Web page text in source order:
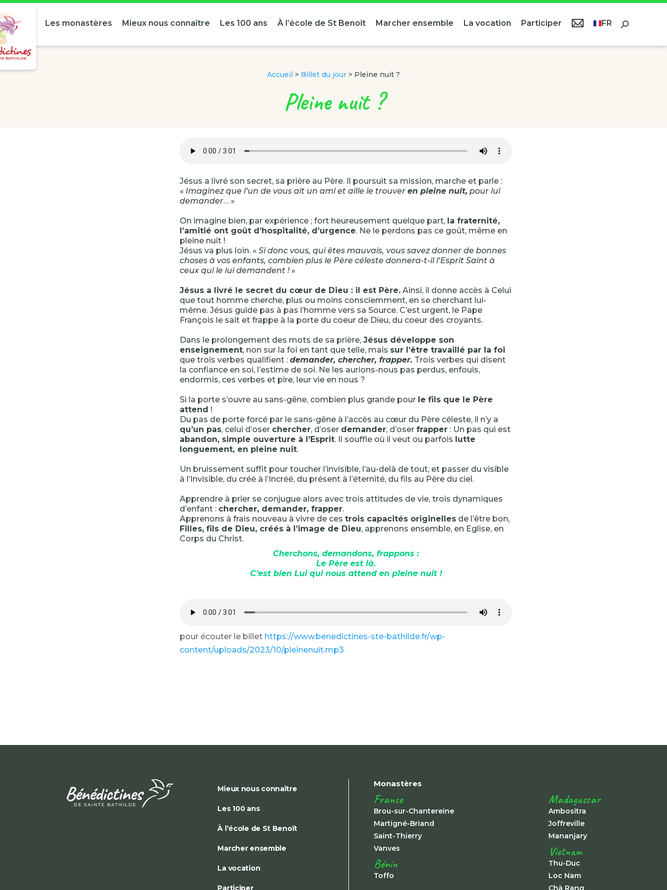
Les monastères Mieux nous connaître Les 100 ans À l’école de St Benoît Marcher ensemble La vocation Participer FR
Accueil > Billet du jour > Pleine nuit ?
Pleine nuit ?
Jésus a livré son secret, sa prière au Père. Il poursuit sa mission, marche et parle :
« Imaginez que l’un de vous ait un ami et aille le trouver en pleine nuit, pour lui
demander… »
On imagine bien, par expérience ; fort heureusement quelque part, la fraternité,
l’amitié ont goût d’hospitalité, d’urgence. Ne le perdons pas ce goût, même en
pleine nuit !
Jésus va plus loin. « Si donc vous, qui êtes mauvais, vous savez donner de bonnes
choses à vos enfants, combien plus le Père céleste donnera-t-il l’Esprit Saint à
ceux qui le lui demandent !»
Jésus a livré le secret du cœur de Dieu : il est Père. Ainsi, il donne accès à Celui
que tout homme cherche, plus ou moins consciemment, en se cherchant lui-
même. Jésus guide pas à pas l’homme vers sa Source. C’est urgent, le Pape
François le sait et frappe à la porte du coeur de Dieu, du coeur des croyants.
Dans le prolongement des mots de sa prière, Jésus développe son
enseignement, non sur la foi en tant que telle, mais sur l’être travaillé par la foi
que trois verbes qualifient : demander, chercher, frapper. Trois verbes qui disent
la confiance en soi, l’estime de soi. Ne les aurions-nous pas perdus, enfouis,
endormis, ces verbes et pire, leur vie en nous ?
Si la porte s’ouvre au sans-gêne, combien plus grande pour le fils que le Père
attend !
Du pas de porte forcé par le sans-gêne à l’accès au cœur du Père céleste, il n’y a
qu’un pas, celui d’oser chercher, d’oser demander, d’oser frapper : Un pas qui est
abandon, simple ouverture à l’Esprit. Il souffle où il veut ou parfois lutte
longuement, en pleine nuit.
Un bruissement suffit pour toucher l’invisible, l’au-delà de tout, et passer du visible
à l’Invisible, du créé à l’Incréé, du présent à l’éternité, du fils au Père du ciel.
Apprendre à prier se conjugue alors avec trois attitudes de vie, trois dynamiques
d’enfant : chercher, demander, frapper.
Apprenons à frais nouveau à vivre de ces trois capacités originelles de l’être bon,
Filles, fils de Dieu, créés à l’image de Dieu, apprenons ensemble, en Eglise, en
Corps du Christ.
Cherchons, demandons, frappons :
Le Père est là.
C’est bien Lui qui nous attend en pleine nuit !
pour écouter le billet https://www.benedictines-ste-bathilde.fr/wp-
content/uploads/2023/10/pleinenuit.mp3
Mieux nous connaître
Les 100 ans
À l’école de St Benoît
Marcher ensemble
La vocation
Participer
Monastères
France
Brou-sur-Chantereine
Martigné-Briand
Saint-Thierry
Vanves
Bénin
Toffo
Madagascar
Ambositra
Joffreville
Mananjary
Vietnam
Thu-Duc
Loc Nam
Chà Rang